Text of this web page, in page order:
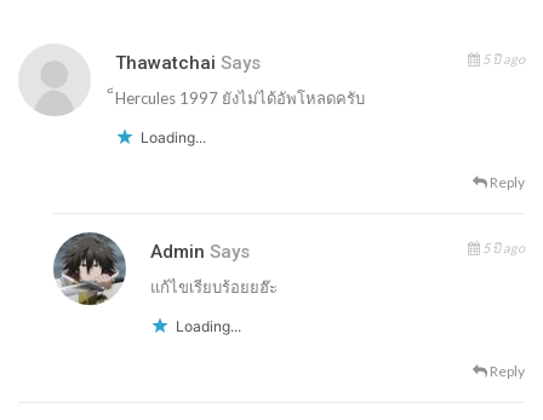
Thawatchai Says 5 ปี ago
็Hercules 1997 ยังไม่ได้อัพโหลดครับ
Loading...
Reply
Admin Says 5 ปี ago
แก้ไขเรียบร้อยยฮ๊ะ
Loading...
Reply